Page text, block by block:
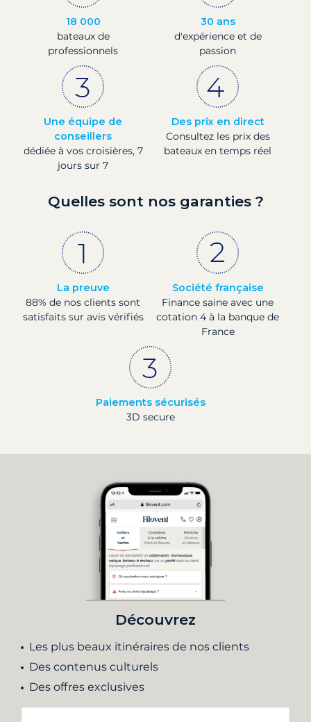
18 000
bateaux de
professionnels
30 ans
d'expérience et de
passion
Une équipe de
conseillers
dédiée à vos croisières, 7
jours sur 7
Des prix en direct
Consultez les prix des
bateaux en temps réel
Quelles sont nos garanties ?
La preuve
88% de nos clients sont
satisfaits sur avis vérifiés
Société française
Finance saine avec une
cotation 4 à la banque de
France
Paiements sécurisés
3D secure
Découvrez
Les plus beaux itinéraires de nos clients
Des contenus culturels
Des offres exclusives